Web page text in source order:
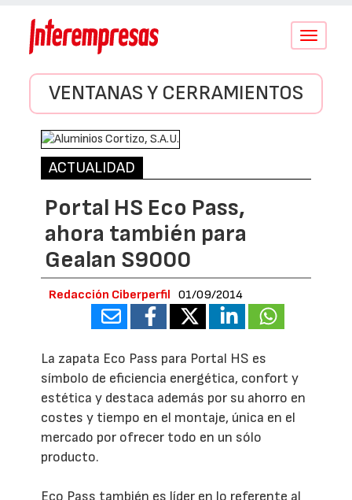
Conmutar
VENTANAS Y CERRAMIENTOS
ACTUALIDAD
Portal HS Eco Pass,
ahora también para
Gealan S9000
Redacción Ciberperfil 01/09/2014
La zapata Eco Pass para Portal HS es
símbolo de eficiencia energética, confort y
estética y destaca además por su ahorro en
costes y tiempo en el montaje, única en el
mercado por ofrecer todo en un sólo
producto.
Eco Pass también es líder en lo referente al